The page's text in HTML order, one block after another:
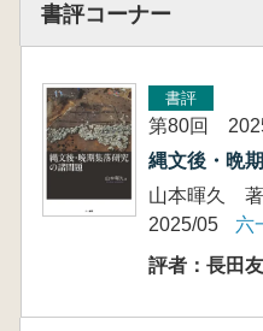
書評コーナー
書評
第80回
縄文後・晩
山本暉久 著
2025/05
六
評者：長田